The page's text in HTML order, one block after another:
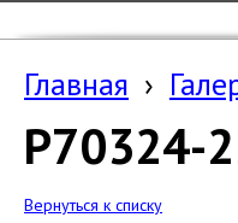
Главная ›
P70324-
Вернуться к списку